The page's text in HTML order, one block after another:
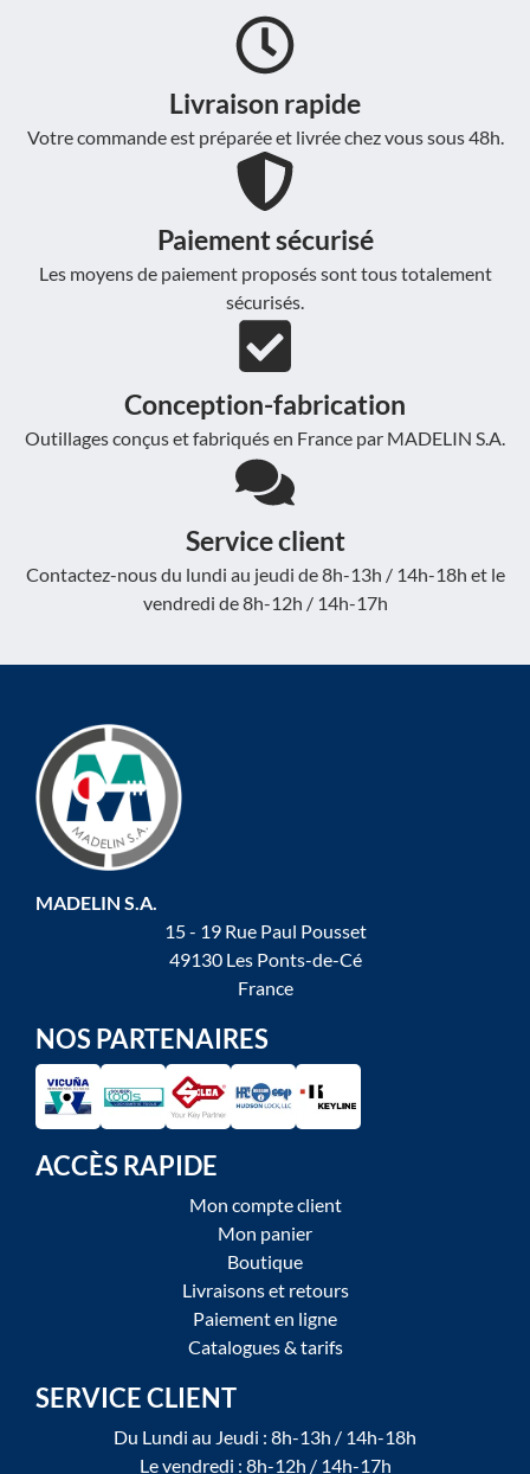
Livraison rapide
Votre commande est préparée et livrée chez vous sous 48h.
Paiement sécurisé
Les moyens de paiement proposés sont tous totalement
sécurisés.
Conception-fabrication
Outillages conçus et fabriqués en France par MADELIN S.A.
Service client
Contactez-nous du lundi au jeudi de 8h-13h / 14h-18h et le
vendredi de 8h-12h / 14h-17h
MADELIN S.A.
15 - 19 Rue Paul Pousset
49130 Les Ponts-de-Cé
France
NOS PARTENAIRES
ACCÈS RAPIDE
Mon compte client
Mon panier
Boutique
Livraisons et retours
Paiement en ligne
Catalogues & tarifs
SERVICE CLIENT
Du Lundi au Jeudi : 8h-13h / 14h-18h
Le vendredi : 8h-12h / 14h-17h